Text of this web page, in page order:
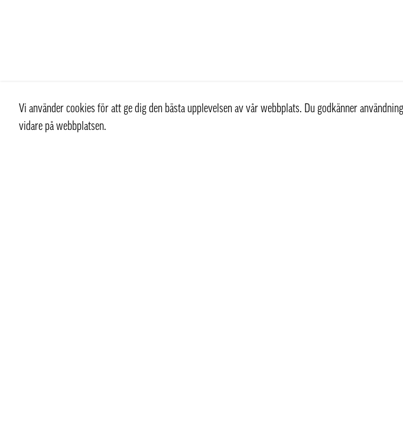
Vi använder cookies för att ge dig den bästa upplevelsen av vår webbplats. Du godkänner
vidare på webbplatsen.